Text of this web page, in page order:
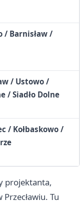
/ Barnisław /
/ Ustowo /
/ Siadło Dolne
/ Kołbaskowo /
projektanta,
Tu